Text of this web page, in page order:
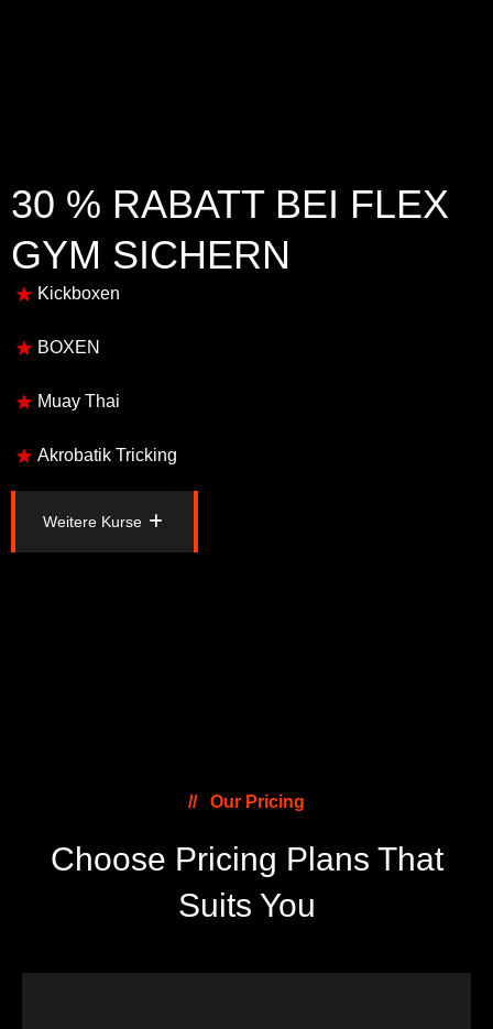
30 % RABATT BEI FLEX
GYM SICHERN
Kickboxen
BOXEN
Muay Thai
Akrobatik Tricking
Weitere Kurse
Our Pricing
Choose Pricing Plans That
Suits You